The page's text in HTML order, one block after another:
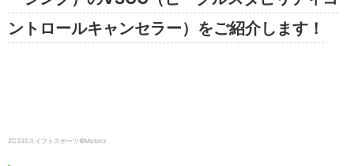
ントロールキャンセラー）をご紹介します！
ZC33Sスイフトスポーツ©️Motorz